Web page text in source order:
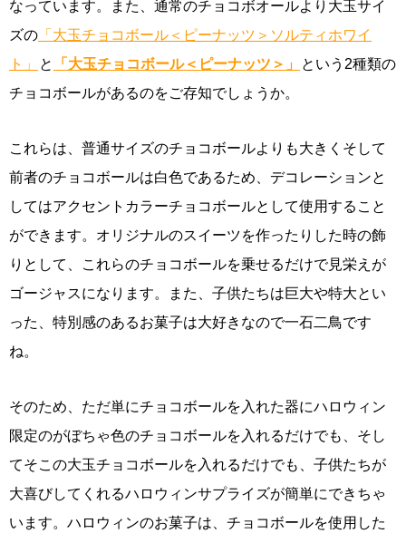
なっています。また、通常のチョコボオールより大玉サイ
ズの 「大玉チョコボール＜ピーナッツ＞ソルティホワイ
ト」
と 「大玉チョコボール＜ピーナッツ＞」
という2種類の
チョコボールがあるのをご存知でしょうか。
これらは、普通サイズのチョコボールよりも大きくそして
前者のチョコボールは白色であるため、デコレーションと
してはアクセントカラーチョコボールとして使用すること
ができます。オリジナルのスイーツを作ったりした時の飾
りとして、これらのチョコボールを乗せるだけで見栄えが
ゴージャスになります。また、子供たちは巨大や特大とい
った、特別感のあるお菓子は大好きなので一石二鳥です
ね。
そのため、ただ単にチョコボールを入れた器にハロウィン
限定のがぼちゃ色のチョコボールを入れるだけでも、そし
てそこの大玉チョコボールを入れるだけでも、子供たちが
大喜びしてくれるハロウィンサプライズが簡単にできちゃ
います。ハロウィンのお菓子は、チョコボールを使用した